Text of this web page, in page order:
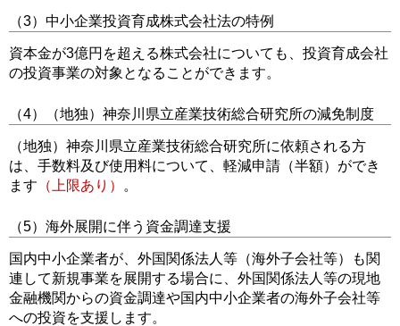
（3）中小企業投資育成株式会社法の特例
資本金が3億円を超える株式会社についても、投資育成会社
の投資事業の対象となることができます。
（4）（地独）神奈川県立産業技術総合研究所の減免制度
（地独）神奈川県立産業技術総合研究所に依頼される方
は、手数料及び使用料について、軽減申請（半額）ができ
ます （上限あり） 。
（5）海外展開に伴う資金調達支援
国内中小企業者が、外国関係法人等（海外子会社等）も関
連して新規事業を展開する場合に、外国関係法人等の現地
金融機関からの資金調達や国内中小企業者の海外子会社等
への投資を支援します。